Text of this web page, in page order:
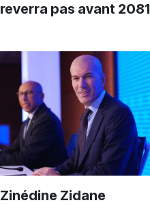
reverra pas avant 2081
Zinédine Zidane